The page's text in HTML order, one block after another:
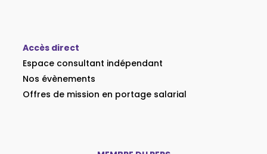
Accès direct
Espace consultant indépendant
Nos évènements
Offres de mission en portage salarial